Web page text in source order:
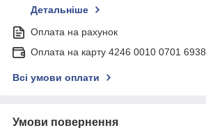
Детальніше
Оплата на рахунок
Оплата на карту 4246 0010 0701 6938
Всі умови оплати
Умови повернення